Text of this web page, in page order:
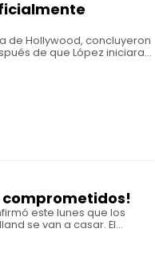
de Hollywood, concluyeron
de que López iniciara
comprometidos!
este lunes que los
se van a casar. El
presentara su enorme